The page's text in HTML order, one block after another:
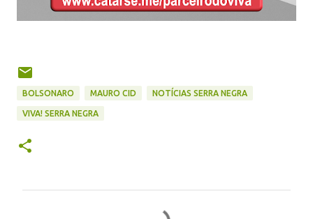
BOLSONARO MAURO CID NOTÍCIAS SERRA NEGRA
VIVA! SERRA NEGRA